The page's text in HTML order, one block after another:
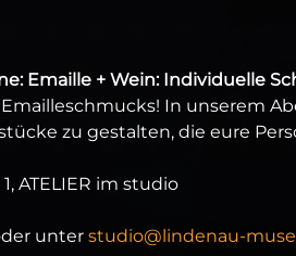
Emaille + Wein: Individuelle
In unserem
zu gestalten, die eure
ATELIER im studio
unter studio@lindenau-